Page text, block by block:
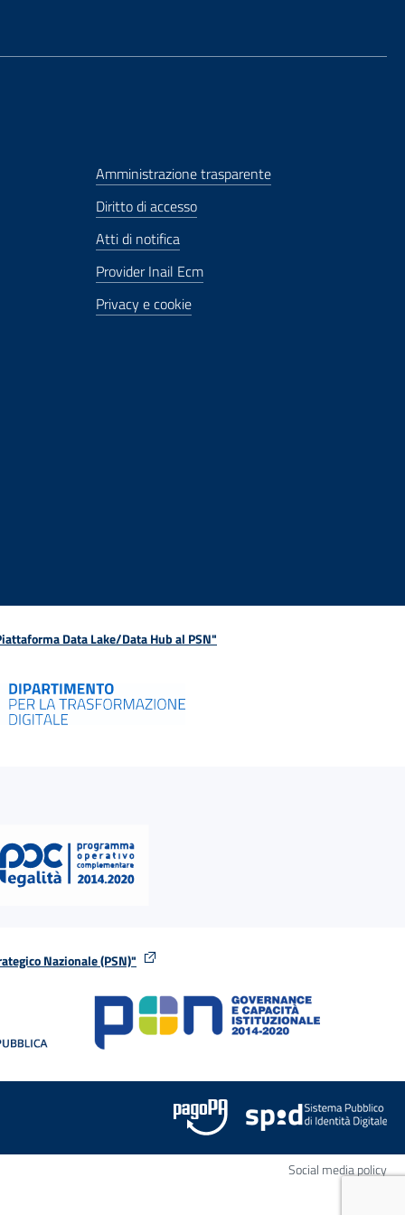
Amministrazione trasparente
Diritto di accesso
Atti di notifica
Provider Inail Ecm
Privacy e cookie
Data Lake/Data Hub al PSN"
Nazionale (PSN)"
stessa finestra
Social media policy